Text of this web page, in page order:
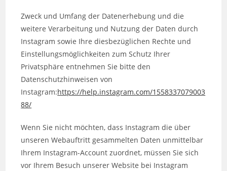
Zweck und Umfang der Datenerhebung und die
weitere Verarbeitung und Nutzung der Daten durch
Instagram sowie Ihre diesbezüglichen Rechte und
Einstellungsmöglichkeiten zum Schutz Ihrer
Privatsphäre entnehmen Sie bitte den
Datenschutzhinweisen von
Instagram:https://help.instagram.com/1558337079003
88/
Wenn Sie nicht möchten, dass Instagram die über
unseren Webauftritt gesammelten Daten unmittelbar
Ihrem Instagram-Account zuordnet, müssen Sie sich
vor Ihrem Besuch unserer Website bei Instagram